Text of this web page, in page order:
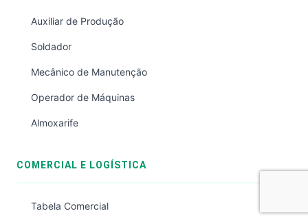
Auxiliar de Produção
Soldador
Mecânico de Manutenção
Operador de Máquinas
Almoxarife
COMERCIAL E LOGÍSTICA
Tabela Comercial